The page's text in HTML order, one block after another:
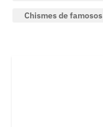
Chismes de famosos